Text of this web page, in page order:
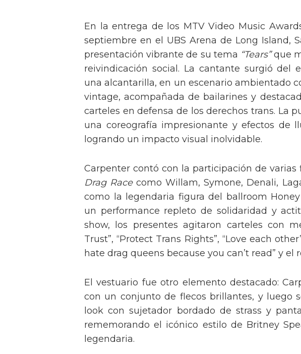
En la entrega de los MTV Video Music
septiembre en el UBS Arena de Long Island,
presentación vibrante de su tema “Tears”que
reivindicación social. La cantante surgió del
una alcantarilla, en un escenario ambientado
vintage, acompañada de bailarines y
carteles en defensa de los derechos trans. La
una coreografía impresionante y efectos de
logrando un impacto visual inolvidable.
Carpenter contó con la participación de varias
Drag Racecomo Willam, Symone, Denali,
como la legendaria figura del ballroom
un performance repleto de solidaridad y
show, los presentes agitaron carteles con
Trust”, “Protect Trans Rights”, “Love each
hate drag queens because you can’t read” y el
El vestuario fue otro elemento destacado:
con un conjunto de flecos brillantes, y luego
look con sujetador bordado de strass y
rememorando el icónico estilo de Britney
legendaria.